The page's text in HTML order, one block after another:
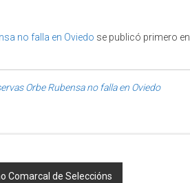
no falla en Oviedo se publicó primero en
Orbe Rubensa no falla en Oviedo
Comarcal de Seleccións